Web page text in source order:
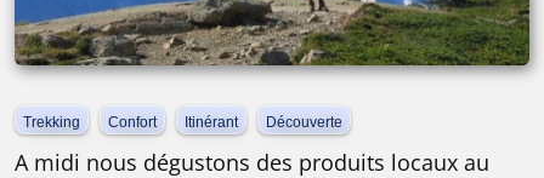
Trekking Confort Itinérant Découverte
A midi nous dégustons des produits locaux au